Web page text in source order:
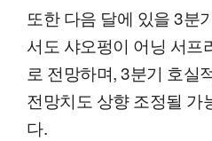
또한 다음 달에 있을 3분
서도 샤오펑이 어닝 서프
로 전망하며, 3분기 호실
전망치도 상향 조정될 가
다.